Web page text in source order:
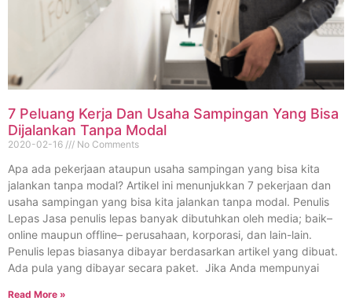
7 Peluang Kerja Dan Usaha Sampingan Yang Bisa
Dijalankan Tanpa Modal
2020-02-16 No Comments
Apa ada pekerjaan ataupun usaha sampingan yang bisa kita
jalankan tanpa modal? Artikel ini menunjukkan 7 pekerjaan dan
usaha sampingan yang bisa kita jalankan tanpa modal. Penulis
Lepas Jasa penulis lepas banyak dibutuhkan oleh media; baik–
online maupun offline– perusahaan, korporasi, dan lain-lain.
Penulis lepas biasanya dibayar berdasarkan artikel yang dibuat.
Ada pula yang dibayar secara paket. Jika Anda mempunyai
Read More »